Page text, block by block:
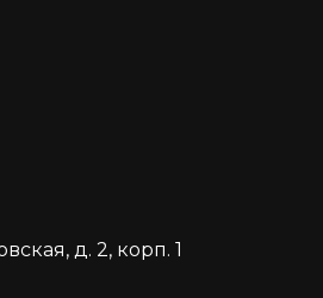
д. 2, корп. 1